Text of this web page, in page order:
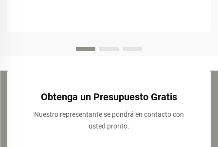
Obtenga un Presupuesto Gratis
Nuestro representante se pondrá en contacto con
usted pronto.